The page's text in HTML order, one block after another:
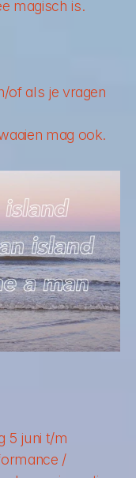
magisch is.
of als je vragen
mag ook.
5 juni t/m
/